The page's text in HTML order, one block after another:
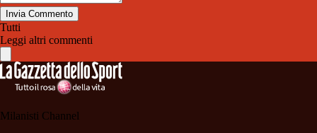
Invia Commento
Tutti
Leggi altri commenti
Milanisti Channel